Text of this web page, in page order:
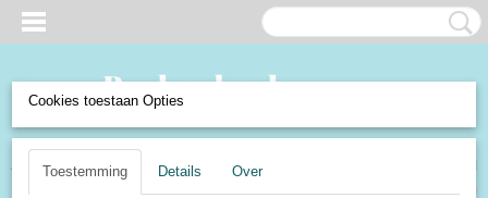
Inloggen Registreren
(0)
Cookies toestaan Opties
Toestemming Details Over